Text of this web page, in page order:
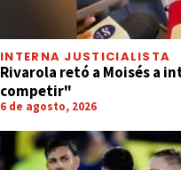
INTERNA JUSTICIALISTA
Rivarola retó a Moisés a
competir"
6 de agosto, 2026